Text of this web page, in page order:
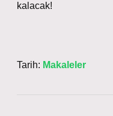
kalacak!
Tarih: Makaleler